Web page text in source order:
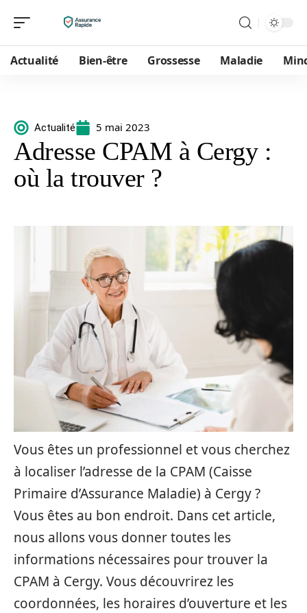
Actualité Bien-être Grossesse Maladie
Actualité 5 mai 2023
Adresse CPAM à Cergy :
où la trouver ?
Vous êtes un professionnel et vous cherchez
à localiser l’adresse de la CPAM (Caisse
Primaire d’Assurance Maladie) à Cergy ?
Vous êtes au bon endroit. Dans cet article,
nous allons vous donner toutes les
informations nécessaires pour trouver la
CPAM à Cergy. Vous découvrirez les
coordonnées, les horaires d’ouverture et les